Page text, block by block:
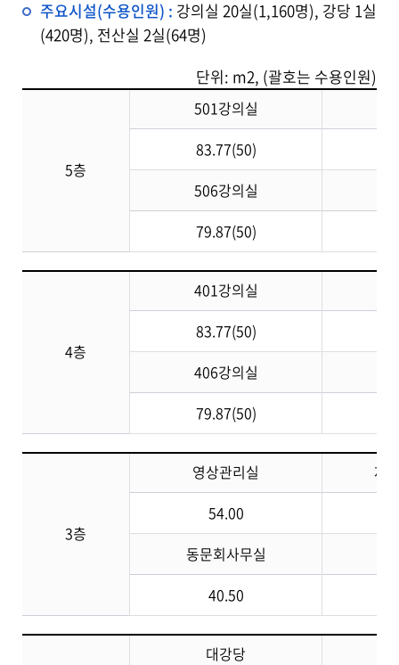
주요시설(수용인원) : 강의실 20실(1,160명), 강당 1실
(420명), 전산실 2실(64명)
단위: m2, (괄호는 수용인원)
5층
501강의실
83.77(50)
506강의실
79.87(50)
4층
401강의실
83.77(50)
406강의실
79.87(50)
3층
영상관리실
제
54.00
동문회사무실
40.50
대강당